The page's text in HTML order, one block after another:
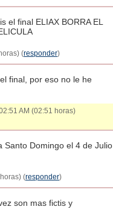
el final ELIAX BORRA EL
(responder)
final, por eso no le he
AM (02:51 horas)
Santo Domingo el 4 de Julio
(responder)
son mas fictis y